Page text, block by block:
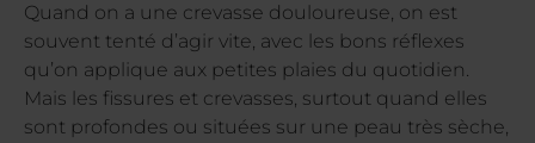
Quand on a une crevasse douloureuse, on est
souvent tenté d’agir vite, avec les bons réflexes
qu’on applique aux petites plaies du quotidien.
Mais les fissures et crevasses, surtout quand elles
sont profondes ou situées sur une peau très sèche,